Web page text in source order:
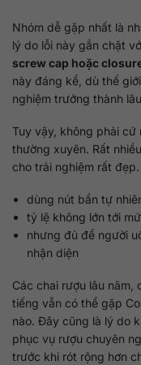
Nhóm dễ gặp nhất là
lý do lỗi này gắn chặt
screw cap hoặc
này đáng kể, dù thế
nghiệm trưởng thành
Tuy vậy, không phải cứ
thường xuyên. Rất
cho trải nghiệm rất
dùng nút bần tự
tỷ lệ không lớn tới
nhưng đủ để người
nhận diện
Các chai rượu lâu năm,
tiếng vẫn có thể gặp
nào. Đây cũng là lý do
phục vụ rượu chuyên
trước khi rót rộng hơn